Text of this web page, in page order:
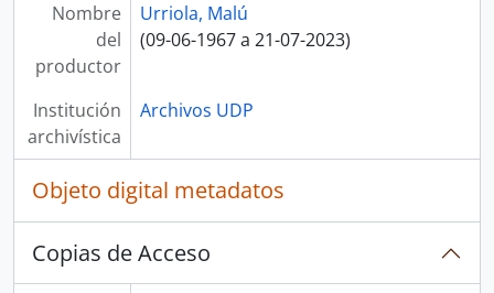
Nombre
del
productor
Urriola, Malú
(09-06-1967 a 21-07-2023)
Institución
archivística
Archivos UDP
Objeto digital metadatos
Copias de Acceso